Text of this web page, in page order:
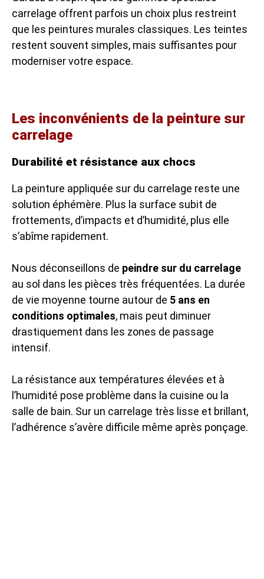
carrelage offrent parfois un choix plus restreint
que les peintures murales classiques. Les teintes
restent souvent simples, mais suffisantes pour
moderniser votre espace.
Les inconvénients de la peinture sur
carrelage
Durabilité et résistance aux chocs
La peinture appliquée sur du carrelage reste une
solution éphémère. Plus la surface subit de
frottements, d’impacts et d’humidité, plus elle
s’abîme rapidement.
Nous déconseillons de peindre sur du carrelage
au sol dans les pièces très fréquentées. La durée
de vie moyenne tourne autour de 5 ans en
conditions optimales, mais peut diminuer
drastiquement dans les zones de passage
intensif.
La résistance aux températures élevées et à
l’humidité pose problème dans la cuisine ou la
salle de bain. Sur un carrelage très lisse et brillant,
l’adhérence s’avère difficile même après ponçage.